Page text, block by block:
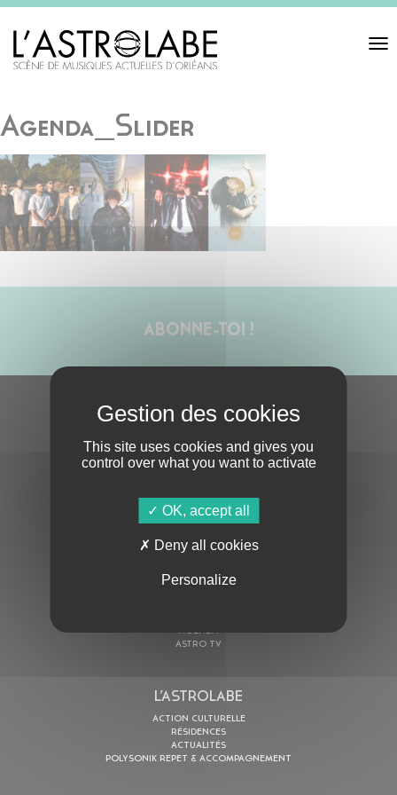
Toggle
Agenda_Slider
ABONNE-TOI !
S'ABONNER À LA NEWSLETTER
En cochant cette case, j’accepte la Politique de confidentialité
AGENDA
ASTRO TV
L’ASTROLABE
ACTION CULTURELLE
RÉSIDENCES
ACTUALITÉS
POLYSONIK REPET & ACCOMPAGNEMENT
This site uses cookies and gives you
control over what you want to activate
OK, accept all
Deny all cookies
Personalize